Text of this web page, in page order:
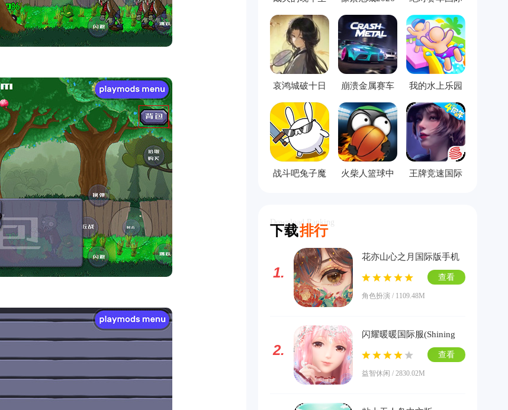
活手机版
服
哀鸿城破十日
记完整版
崩溃金属赛车
中文版
我的水上乐园
模拟器
战斗吧兔子魔
火柴人篮球中
王牌竞速国际
下载排行
Download Ranking
1.
花亦山心之月国际版手机
版下载
角色扮演 / 1109.48M
查看
2.
闪耀暖暖国际服(Shining
Nikki)下载
益智休闲 / 2830.02M
查看